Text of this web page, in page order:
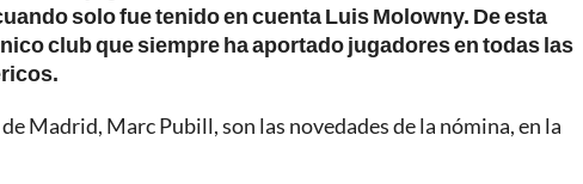
solo fue tenido en cuenta Luis Molowny. De esta
club que siempre ha aportado jugadores en todas las
Madrid, Marc Pubill, son las novedades de la nómina, en la